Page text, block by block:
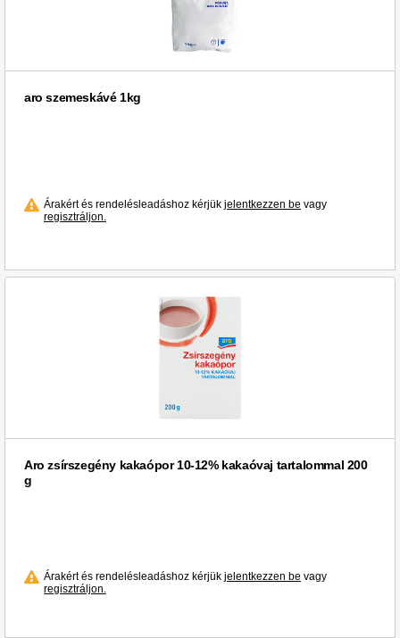
aro szemeskávé 1kg
Árakért és rendelésleadáshoz kérjük jelentkezzen be vagy
regisztráljon.
Aro zsírszegény kakaópor 10-12% kakaóvaj tartalommal 200
g
Árakért és rendelésleadáshoz kérjük jelentkezzen be vagy
regisztráljon.